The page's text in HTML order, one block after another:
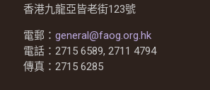
香港九龍亞皆老街123號
電郵： general@faog.org.hk
電話：2715 6589, 2711 4794
傳真：2715 6285